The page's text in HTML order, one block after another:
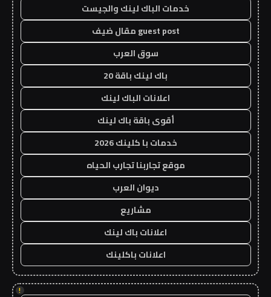
خدمات الباك لينك والجيست
guest post مقال ضيف
سوق العرب
باك لينك باقة 20
اعلانات الباك لينك
أقوى باقة باك لينك
خدمات با كلينك 2026
موقع تجاربنا تجارب الحياه
ديوان العرب
مشاريع
اعلانات باك لينك
اعلانات باكلينك
!